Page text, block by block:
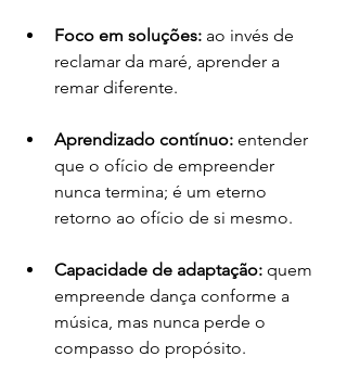
Foco em soluções: ao invés de
reclamar da maré, aprender a
remar diferente.
Aprendizado contínuo: entender
que o ofício de empreender
nunca termina; é um eterno
retorno ao ofício de si mesmo.
Capacidade de adaptação: quem
empreende dança conforme a
música, mas nunca perde o
compasso do propósito.